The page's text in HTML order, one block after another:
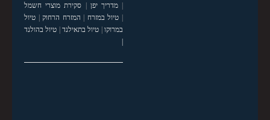
|מדריך יפן | סקירת מוצרי חשמל
| טיול במזרח | המזרח הרחוק| טיול
במרוקו| טיול בתאילנד| טיול בהולנד
|